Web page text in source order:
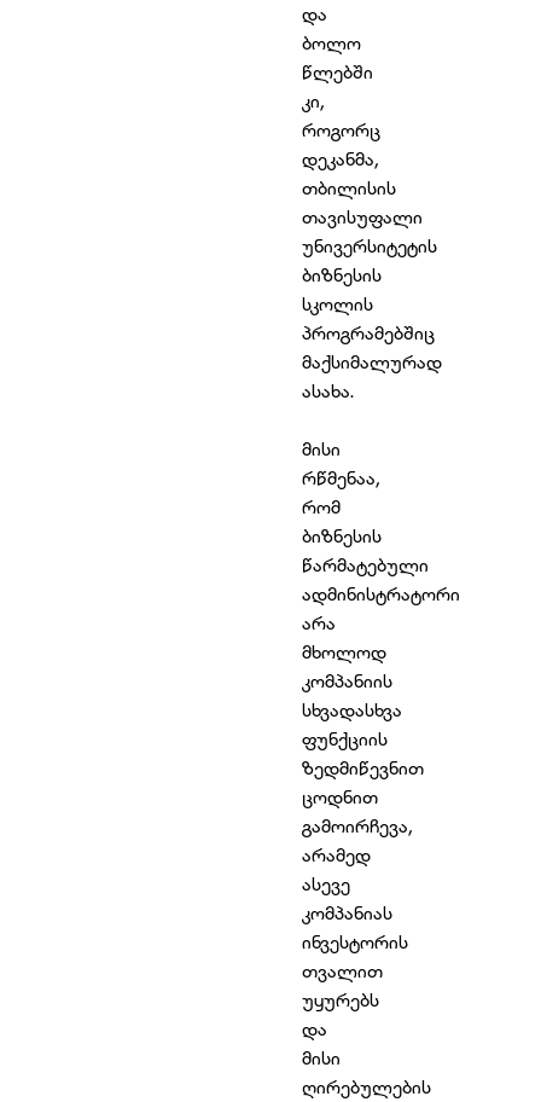
და
ბოლო
წლებში
კი,
როგორც
დეკანმა,
თბილისის
თავისუფალი
უნივერსიტეტის
ბიზნესის
სკოლის
პროგრამებშიც
მაქსიმალურად
ასახა.
მისი
რწმენაა,
რომ
ბიზნესის
წარმატებული
ადმინისტრატორი
არა
მხოლოდ
კომპანიის
სხვადასხვა
ფუნქციის
ზედმიწევნით
ცოდნით
გამოირჩევა,
არამედ
ასევე
კომპანიას
ინვესტორის
თვალით
უყურებს
და
მისი
ღირებულების